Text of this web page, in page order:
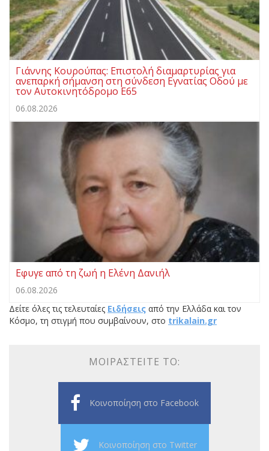
Γιάννης Κουρούπας: Επιστολή διαμαρτυρίας για
ανεπαρκή σήμανση στη σύνδεση Εγνατίας Οδού με
τον Αυτοκινητόδρομο Ε65
06.08.2026
Εφυγε από τη ζωή η Ελένη Δανιήλ
06.08.2026
Δείτε όλες τις τελευταίες Ειδήσεις από την Ελλάδα και τον
Κόσμο, τη στιγμή που συμβαίνουν, στο trikalain.gr
ΜΟΙΡΑΣΤΕΊΤΕ ΤΟ:
Κοινοποίηση στο Facebook
Κοινοποίηση στο Twitter